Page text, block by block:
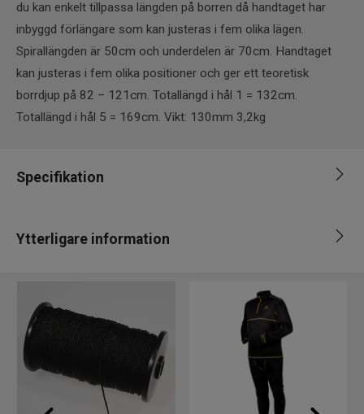
du kan enkelt tillpassa längden på borren då handtaget har
inbyggd förlängare som kan justeras i fem olika lägen.
Spirallängden är 50cm och underdelen är 70cm. Handtaget
kan justeras i fem olika positioner och ger ett teoretisk
borrdjup på 82 – 121cm. Totallängd i hål 1 = 132cm.
Totallängd i hål 5 = 169cm. Vikt: 130mm 3,2kg
Specifikation
Ytterligare information
Märke
EAN
7320733879005